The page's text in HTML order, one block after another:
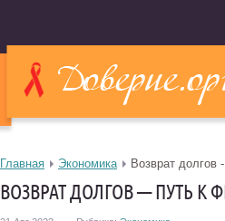
Главная Экономика Возврат долгов
ВОЗВРАТ ДОЛГОВ — ПУТЬ